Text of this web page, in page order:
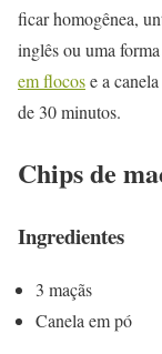
ficar homogênea,
inglês ou uma
em flocose a
de 30 minutos.
Chips de
Ingredientes
3 maçãs
Canela em pó